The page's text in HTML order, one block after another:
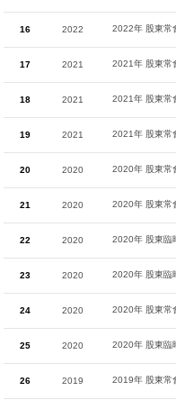
16 2022 2022年 股東常
17 2021 2021年 股東常
18 2021 2021年 股東常
19 2021 2021年 股東常
20 2020 2020年 股東常
21 2020 2020年 股東常
22 2020 2020年 股東臨
23 2020 2020年 股東臨
24 2020 2020年 股東常
25 2020 2020年 股東臨
26 2019 2019年 股東常